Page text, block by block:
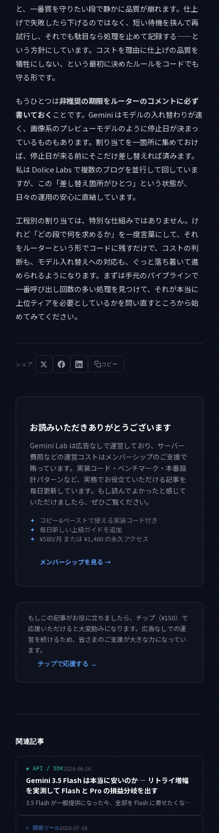
と、一番質を守りたい段で静かに品質が崩れます。仕上
げで失敗したら下げるのではなく、短い待機を挟んで再
試行し、それでも駄目なら処理を止めて記録する——と
いう方針にしています。コストを理由に仕上げの品質を
犠牲にしない、という最初に決めたルールをコードでも
守る形です。
もうひとつは非推奨の期限をルーターのコメントに必ず
書いておく ことです。Gemini はモデルの入れ替わりが速
く、画像系のプレビューモデルのように停止日が決まっ
ているものもあります。割り当てを一箇所に集めておけ
ば、停止日が来る前にそこだけ差し替えれば済みます。
私は Dolice Labs で複数のブログを並行して回していま
すが、この「差し替え箇所がひとつ」という状態が、
日々の運用の安心に直結しています。
工程別の割り当ては、特別な仕組みではありません。け
れど「どの段で何を求めるか」を一度言葉にして、それ
をルーターという形でコードに残すだけで、コストの判
断も、モデル入れ替えへの対応も、ぐっと落ち着いて進
められるようになります。まずは手元のパイプラインで
一番呼び出し回数の多い処理を見つけて、それが本当に
上位ティアを必要としているかを問い直すところから始
めてみてください。
シェア コピー
お読みいただきありがとうございます
Gemini Lab は広告なしで運営しており、サーバー
費用などの運営コストはメンバーシップのご支援で
賄っています。実装コード・ベンチマーク・本番設
計パターンなど、実務でお役立ていただける記事を
毎日更新しています。もし読んでよかったと感じて
いただけましたら、ぜひご覧ください。
✦
コピー&ペーストで使える実装コード付き
✦ 毎日新しい上級ガイドを追加
✦ ¥580/月 または ¥1,480 の永久アクセス
メンバーシップを見る →
もしこの記事がお役に立ちましたら、チップ（¥150）で
応援いただけると大変励みになります。広告なしでの運
営を続けるため、皆さまのご支援が大きな力になってい
ます。
チップで応援する →
関連記事
◈ API / SDK2026-06-26
Gemini 3.5 Flash は本当に安いのか — リトライ増幅
を実測して Flash と Pro の損益分岐を出す
3.5 Flash が一般提供になった今、全部を Flash に寄せたくなります。でも単価ではなく成功1件あたりの実効コストで見ると判断が変わります。リトライ増幅を実測する最小ハーネスと損益分岐の出し方を共有します。
⟐ 開発ツール2026-07-18